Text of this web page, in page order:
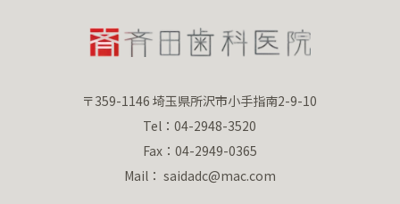
〒359-1146 埼玉県所沢市小手指南2-9-10
Tel：04-2948-3520
Fax：04-2949-0365
Mail： saidadc@mac.com